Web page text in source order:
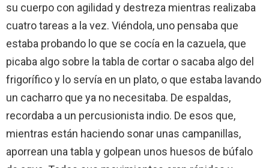
su cuerpo con agilidad y destreza mientras realizaba
cuatro tareas a la vez. Viéndola, uno pensaba que
estaba probando lo que se cocía en la cazuela, que
picaba algo sobre la tabla de cortar o sacaba algo del
frigorífico y lo servía en un plato, o que estaba lavando
un cacharro que ya no necesitaba. De espaldas,
recordaba a un percusionista indio. De esos que,
mientras están haciendo sonar unas campanillas,
aporrean una tabla y golpean unos huesos de búfalo